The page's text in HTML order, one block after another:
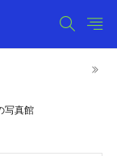
写真館